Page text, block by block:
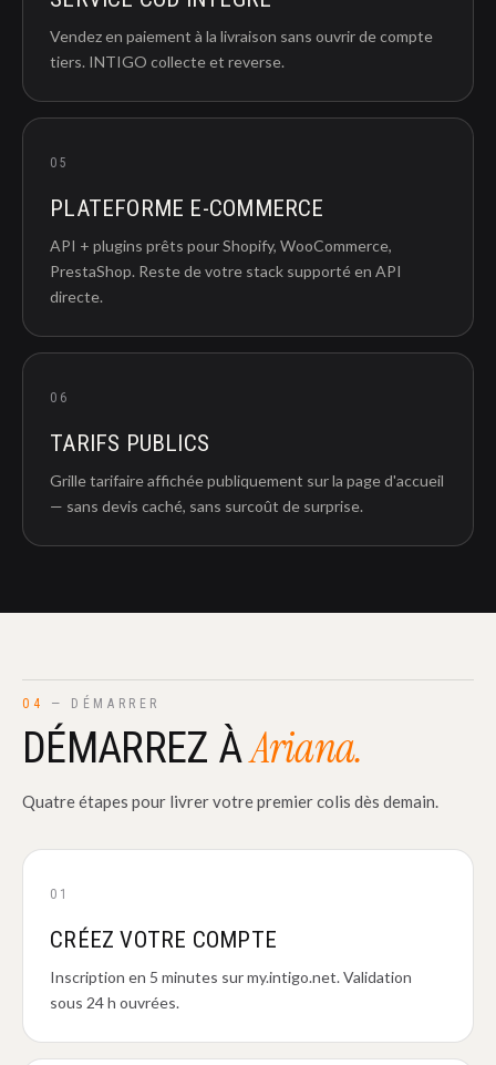
Vendez en paiement à la livraison sans ouvrir de compte
tiers. INTIGO collecte et reverse.
05
PLATEFORME E-COMMERCE
API + plugins prêts pour Shopify, WooCommerce,
PrestaShop. Reste de votre stack supporté en API
directe.
06
TARIFS PUBLICS
Grille tarifaire affichée publiquement sur la page d'accueil
— sans devis caché, sans surcoût de surprise.
04 — DÉMARRER
DÉMARREZ ÀAriana.
Quatre étapes pour livrer votre premier colis dès demain.
01
CRÉEZ VOTRE COMPTE
Inscription en 5 minutes sur my.intigo.net. Validation
sous 24 h ouvrées.